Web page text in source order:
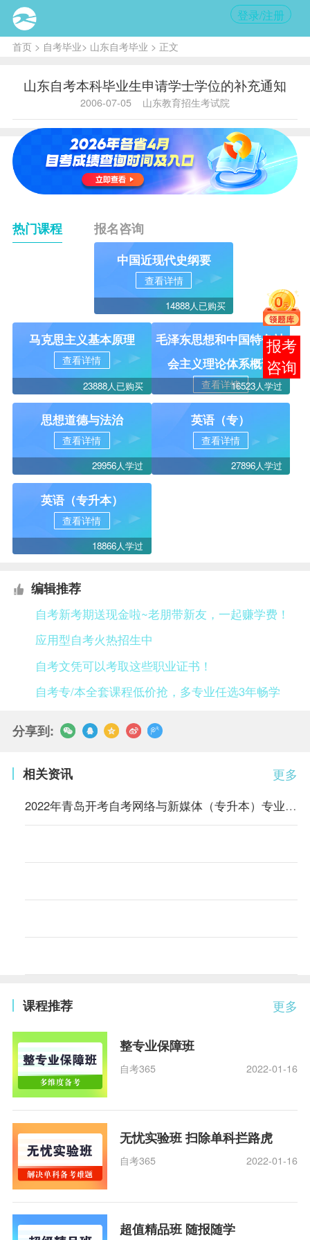
登录/注册
首页> 自考毕业> 山东自考毕业 > 正文
山东自考本科毕业生申请学士学位的补充通知
2006-07-05 山东教育招生考试院
热门课程 报名咨询
中国近现代史纲要
查看详情
14888人已购买
马克思主义基本原理
查看详情
23888人已购买
毛泽东思想和中国特色社
会主义理论体系概论
查看详情16523人学过
思想道德与法治
查看详情
29956人学过
英语（专）
查看详情
27896人学过
英语（专升本）
查看详情
18866人学过
编辑推荐
自考新考期送现金啦~老朋带新友，一起赚学费！
应用型自考火热招生中
自考文凭可以考取这些职业证书！
自考专/本全套课程低价抢，多专业任选3年畅学
分享到:
更多
相关资讯
2022年青岛开考自考网络与新媒体（专升本）专业的通知
更多
课程推荐
整专业保障班
自考365 2022-01-16
无忧实验班 扫除单科拦路虎
自考365 2022-01-16
超值精品班 随报随学
报考
咨询